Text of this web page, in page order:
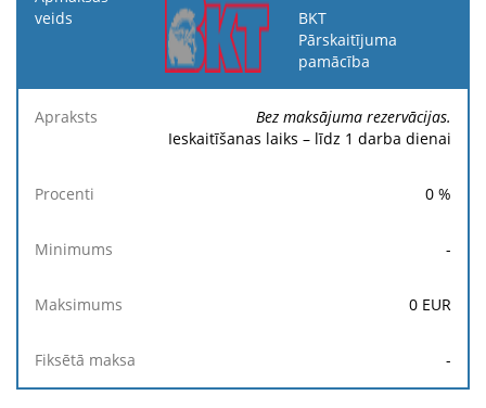
BKT
Pārskaitījuma
pamācība
Bez maksājuma rezervācijas.
Ieskaitīšanas laiks – līdz 1 darba dienai
0 %
-
0 EUR
-